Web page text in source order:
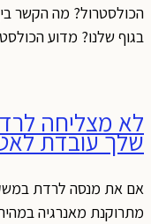
הכולסטרול? מה הקשר
בגוף שלנו? מדוע
לא מצליחה
שלך עובדת לאט
אם את מנסה לרדת
מתרוקנת מאנרגיה